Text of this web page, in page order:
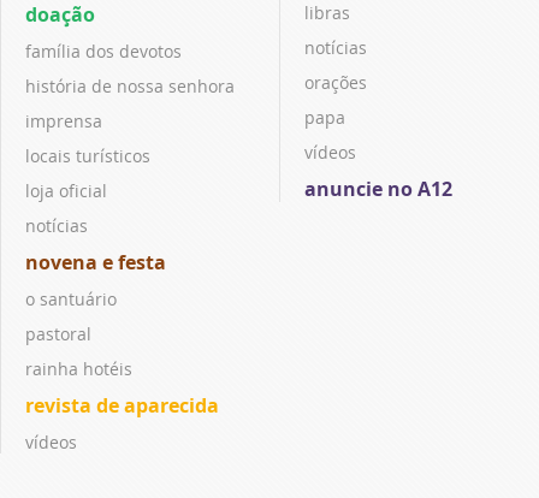
doação
família dos devotos
história de nossa senhora
imprensa
locais turísticos
loja oficial
notícias
novena e festa
o santuário
pastoral
rainha hotéis
revista de aparecida
vídeos
libras
notícias
orações
papa
vídeos
anuncie no A12